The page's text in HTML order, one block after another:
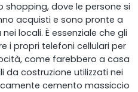
OS6
commerciale
shopping, dove le persone si
acquisti e sono pronte a
locali. È essenziale che gli
i propri telefoni cellulari per
come farebbero a casa
da costruzione utilizzati nei
cemento massiccio